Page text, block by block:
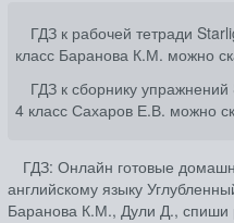
ГДЗ к рабочей тетради
класс Баранова К.М. можно
ГДЗ к сборнику
4 класс Сахаров Е.В. можно
ГДЗ: Онлайн готовые
английскому языку
Баранова К.М., Дули Д., спиши